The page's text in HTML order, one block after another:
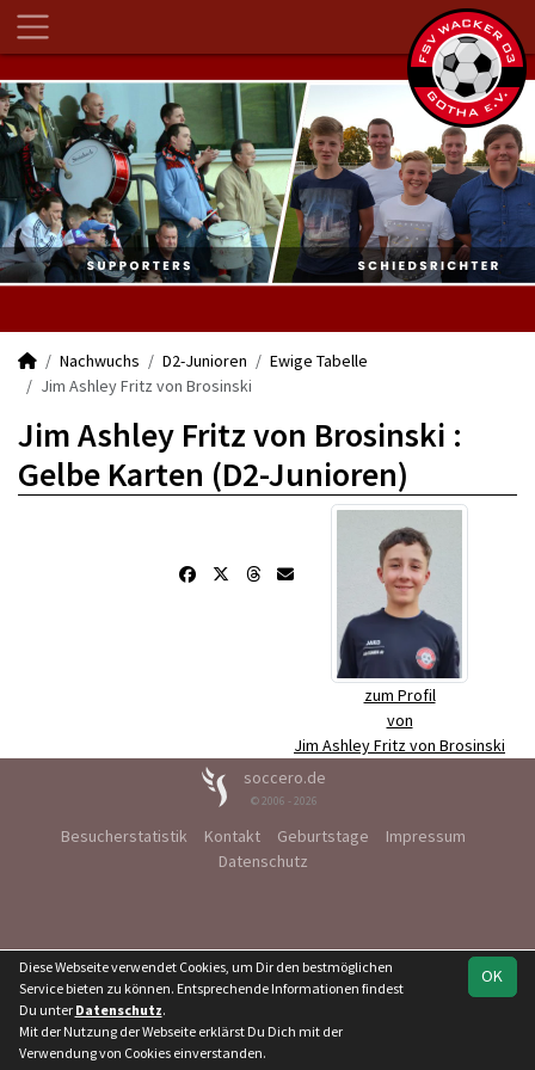
Nachwuchs D2-Junioren
Ewige Tabelle
Jim Ashley Fritz von Brosinski
Jim Ashley Fritz von Brosinski :
Gelbe Karten (D2-Junioren)
zum Profil
von
Jim Ashley Fritz von Brosinski
soccero.de
© 2006 - 2026
Besucherstatistik Kontakt Geburtstage
Impressum
Datenschutz
OK
Diese Webseite verwendet Cookies, um Dir den bestmöglichen
Service bieten zu können. Entsprechende Informationen findest
Du unter Datenschutz.
Mit der Nutzung der Webseite erklärst Du Dich mit der
Verwendung von Cookies einverstanden.